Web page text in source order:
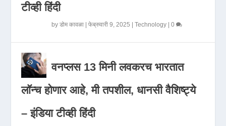
टीव्ही हिंदी
byडोम कावळा |फेब्रुवारी 9, 2025 |Technology |0
वनप्लस 13 मिनी लवकरच भारतात
लॉन्च होणार आहे, मी तपशील, धानसी वैशिष्ट्ये
– इंडिया टीव्ही हिंदी